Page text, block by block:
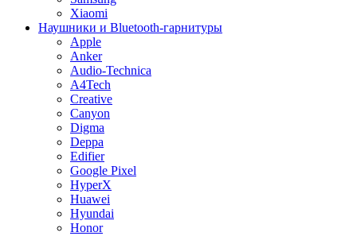
Xiaomi
Наушники и Bluetooth-гарнитуры
Apple
Anker
Audio-Technica
A4Tech
Creative
Canyon
Digma
Deppa
Edifier
Google Pixel
HyperX
Huawei
Hyundai
Honor